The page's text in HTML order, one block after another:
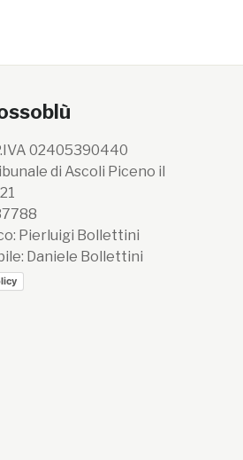
02405390440
di Ascoli Piceno il
Pierluigi Bollettini
Daniele Bollettini